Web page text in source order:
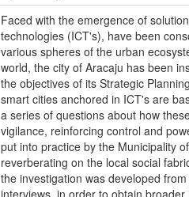
Faced with the emergence of
technologies (ICT's), have been
various spheres of the urban
world, the city of Aracaju has been
the objectives of its Strategic
smart cities anchored in ICT's are
a series of questions about how
vigilance, reinforcing control and
put into practice by the Municipality
reverberating on the local social
the investigation was developed
interviews, in order to obtain